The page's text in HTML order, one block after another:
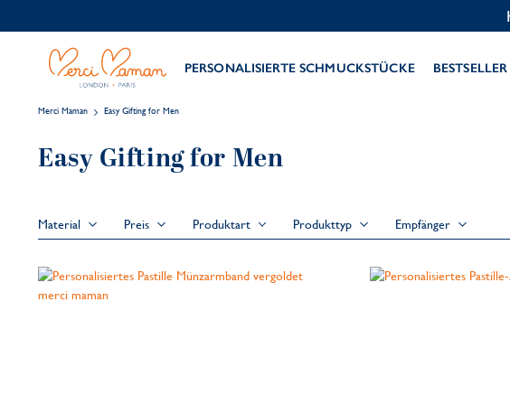
PERSONALISIERTE SCHMUCKSTÜCKE BESTSELLER
Merci Maman Easy Gifting for Men
Easy Gifting for Men
Material Preis Produktart Produkttyp Empfänger